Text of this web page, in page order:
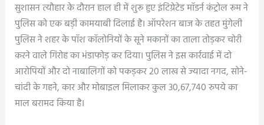
बरामद..
सुशासन त्यौहार के दौरान हाल ही में शुरू हुए इंटिग्रेटेड मॉडर्न कंट्रोल रूम ने
पुलिस को एक बड़ी कामयाबी दिलाई है। ऑपरेशन बाज के तहत मुंगेली
पुलिस ने शहर के पॉश कॉलोनियों के सूने मकानों का ताला तोड़कर चोरी
करने वाले गिरोह का भंडाफोड़ कर दिया। पुलिस ने इस कार्रवाई में दो
आरोपियों और दो नाबालिगों को पकड़कर 20 लाख से ज्यादा नगद, सोने-
चांदी के गहने, कार और मोबाइल मिलाकर कुल 30,67,740 रुपये का
माल बरामद किया है।